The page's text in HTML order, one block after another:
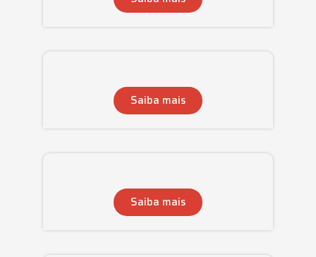
Saiba mais
Saiba mais